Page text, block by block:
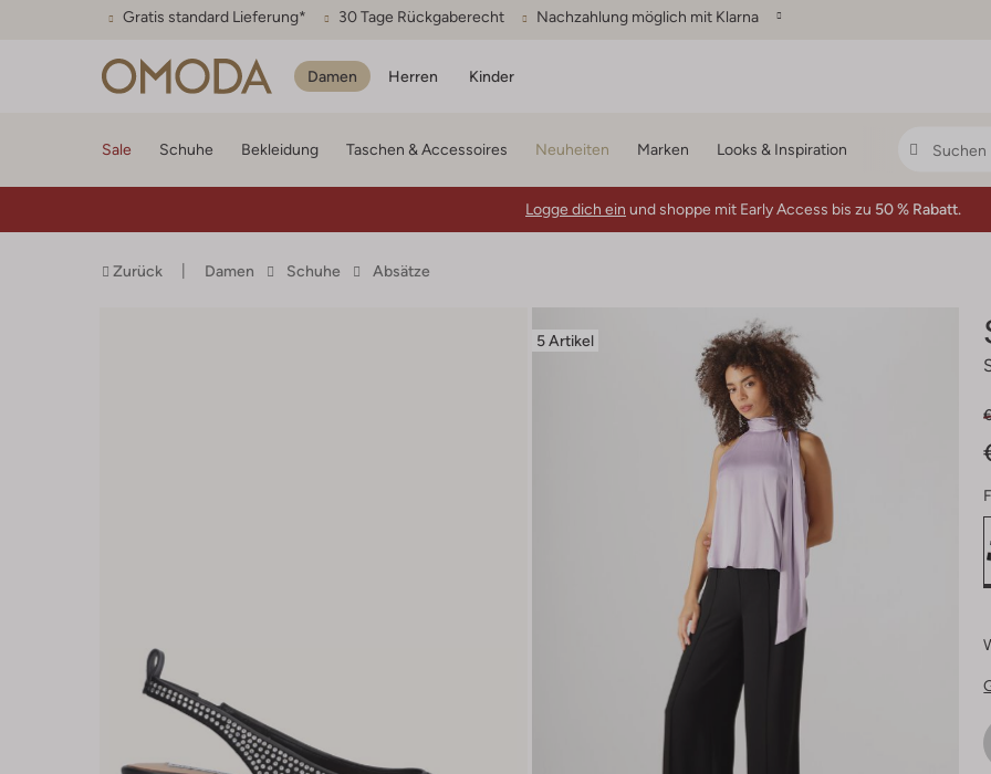
Gratis standard Lieferung* 30 Tage Rückgaberecht Nachzahlung möglich mit Klarna
Damen Herren Kinder
Sale Schuhe Bekleidung Taschen & Accessoires Neuheiten Marken Looks & Inspiration
Logge dich ein und shoppe mit Early Access bis zu 50 % Rabatt.
Zurück Damen Schuhe Absätze
5 Artikel